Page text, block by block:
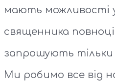
мають можливості
священника
запрошують тільки
Ми робимо все від